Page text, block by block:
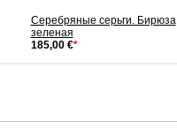
Серебряные серьги. Бирюза
зеленая
185,00 €*